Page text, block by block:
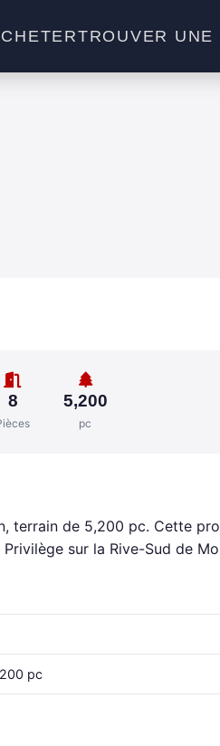
TROUVER UNE
8 5,200
pc
terrain de 5,200 pc. Cette
sur la Rive-Sud de
pc